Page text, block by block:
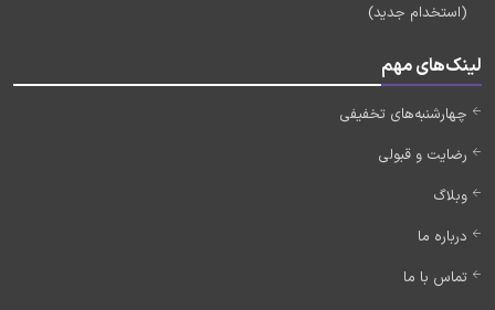
(استخدام جدید)
لینک‌های مهم
چهارشنبه‌های تخفیفی
رضایت و قبولی
وبلاگ
درباره ما
تماس با ما